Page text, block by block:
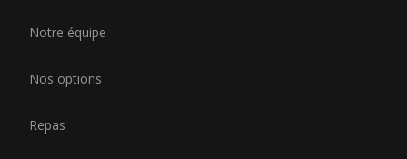
Notre équipe
Nos options
Repas